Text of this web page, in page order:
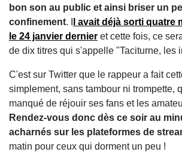
bon son au public et ainsi briser un
confinement. I
l avait déjà sorti quatre
le 24 janvier dernier et cette fois, ce
de dix titres qui s'appelle "Taciturne, les
C'est sur Twitter que le rappeur a fait
simplement, sans tambour ni trompette,
manqué de réjouir ses fans et les
Rendez-vous donc dès ce soir au
acharnés sur les plateformes de
matin pour ceux qui dorment un peu !